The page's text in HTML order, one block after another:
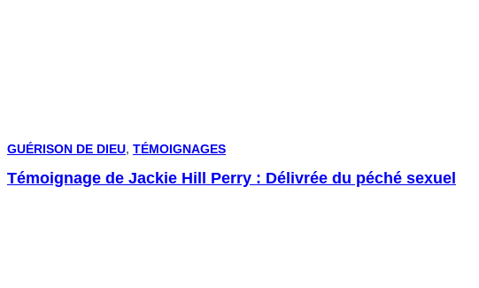
GUÉRISON DE DIEU, TÉMOIGNAGES
Témoignage de Jackie Hill Perry : Délivrée du péché sexuel